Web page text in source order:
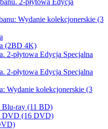
2-płytowa Edycja
Wydanie kolekcjonerskie (3
(2BD 4K)
2-płytowa Edycja Specjalna
2-płytowa Edycja Specjalna
Wydanie kolekcjonerskie (3
Blu-ray (11 BD)
DVD (16 DVD)